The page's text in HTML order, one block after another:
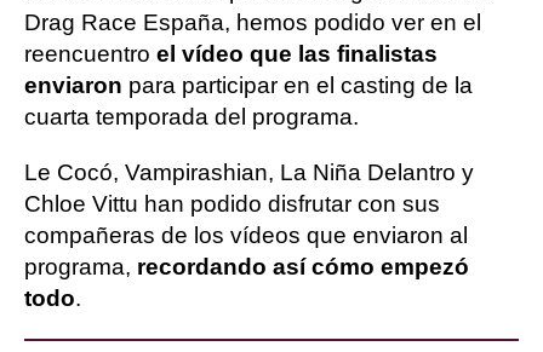
Drag Race España, hemos podido ver en el
reencuentro el vídeo que las finalistas
enviaron para participar en el casting de la
cuarta temporada del programa.
Le Cocó, Vampirashian, La Niña Delantro y
Chloe Vittu han podido disfrutar con sus
compañeras de los vídeos que enviaron al
programa, recordando así cómo empezó
todo.